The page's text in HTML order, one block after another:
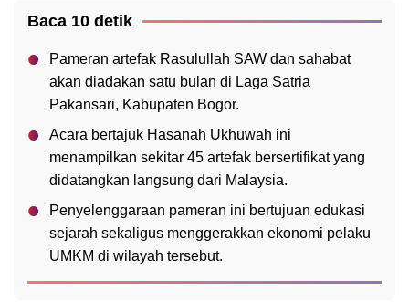
Baca 10 detik
Pameran artefak Rasulullah SAW dan sahabat
akan diadakan satu bulan di Laga Satria
Pakansari, Kabupaten Bogor.
Acara bertajuk Hasanah Ukhuwah ini
menampilkan sekitar 45 artefak bersertifikat yang
didatangkan langsung dari Malaysia.
Penyelenggaraan pameran ini bertujuan edukasi
sejarah sekaligus menggerakkan ekonomi pelaku
UMKM di wilayah tersebut.